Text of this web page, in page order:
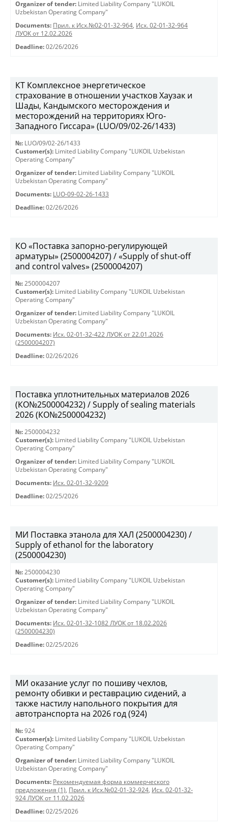
Organizer of tender: Limited Liability Company "LUKOIL
Uzbekistan Operating Company"
Documents: Прил. к Исх.№02-01-32-964, Исх. 02-01-32-964
ЛУОК от 12.02.2026
Deadline: 02/26/2026
КТ Комплексное энергетическое
страхование в отношении участков Хаузак и
Шады, Кандымского месторождения и
месторождений на территориях Юго-
Западного Гиссара» (LUO/09/02-26/1433)
№: LUO/09/02-26/1433
Customer(s): Limited Liability Company "LUKOIL Uzbekistan
Operating Company"
Organizer of tender: Limited Liability Company "LUKOIL
Uzbekistan Operating Company"
Documents: LUO-09-02-26-1433
Deadline: 02/26/2026
КО «Поставка запорно-регулирующей
арматуры» (2500004207) / «Supply of shut-off
and control valves» (2500004207)
№: 2500004207
Customer(s): Limited Liability Company "LUKOIL Uzbekistan
Operating Company"
Organizer of tender: Limited Liability Company "LUKOIL
Uzbekistan Operating Company"
Documents: Исх. 02-01-32-422 ЛУОК от 22.01.2026
(2500004207)
Deadline: 02/26/2026
Поставка уплотнительных материалов 2026
(КО№2500004232) / Supply of sealing materials
2026 (КО№2500004232)
№: 2500004232
Customer(s): Limited Liability Company "LUKOIL Uzbekistan
Operating Company"
Organizer of tender: Limited Liability Company "LUKOIL
Uzbekistan Operating Company"
Documents: Исх. 02-01-32-9209
Deadline: 02/25/2026
МИ Поставка этанола для ХАЛ (2500004230) /
Supply of ethanol for the laboratory
(2500004230)
№: 2500004230
Customer(s): Limited Liability Company "LUKOIL Uzbekistan
Operating Company"
Organizer of tender: Limited Liability Company "LUKOIL
Uzbekistan Operating Company"
Documents: Исх. 02-01-32-1082 ЛУОК от 18.02.2026
(2500004230)
Deadline: 02/25/2026
МИ оказание услуг по пошиву чехлов,
ремонту обивки и реставрацию сидений, а
также настилу напольного покрытия для
автотранспорта на 2026 год (924)
№: 924
Customer(s): Limited Liability Company "LUKOIL Uzbekistan
Operating Company"
Organizer of tender: Limited Liability Company "LUKOIL
Uzbekistan Operating Company"
Documents: Рекомендуемая форма коммерческого
предложения (1), Прил. к Исх.№02-01-32-924, Исх. 02-01-32-
924 ЛУОК от 11.02.2026
Deadline: 02/25/2026